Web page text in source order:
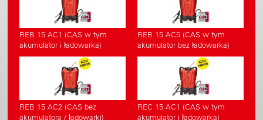
REB 15 AC1 (CAS w tym
akumulator i ładowarka)
REB 15 AC5 (CAS w tym
akumulator bez ładowarka)
REB 15 AC2 (CAS bez
akumulatora / ładowarki)
REC 15 AC1 (CAS w tym
akumulator i ładowarka)